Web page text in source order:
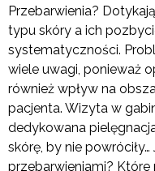
Przebarwienia?
typu skóry a ich
systematyczności.
wiele uwagi, ponieważ
również wpływ na
pacjenta. Wizyta w
dedykowana
skórę, by nie
przebarwieniami?